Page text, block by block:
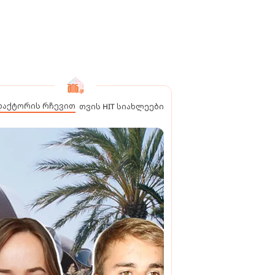
რჩევით თვის HIT სიახლეები